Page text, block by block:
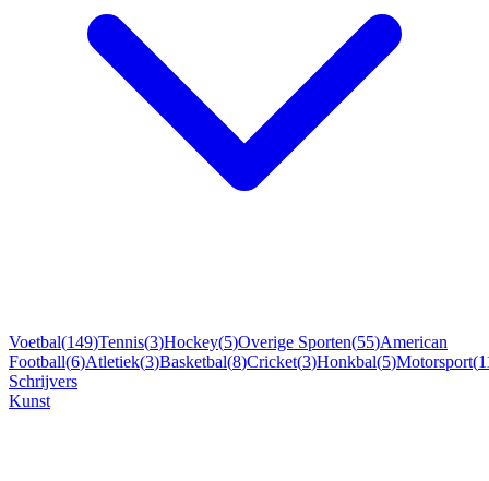
Voetbal(149)Tennis(3)Hockey(5)Overige Sporten(55)American
Football(6)Atletiek(3)Basketbal(8)Cricket(3)Honkbal(5)Motorsport(
Schrijvers
Kunst